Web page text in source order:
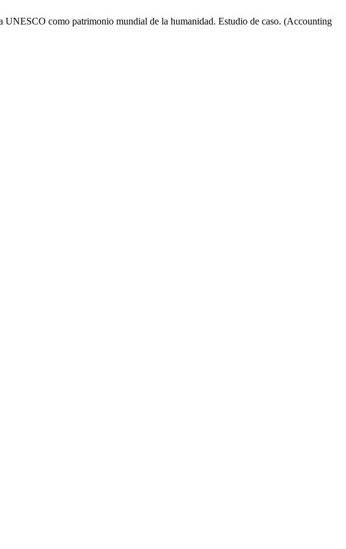
como patrimonio mundial de la humanidad. Estudio de caso. (Accounting